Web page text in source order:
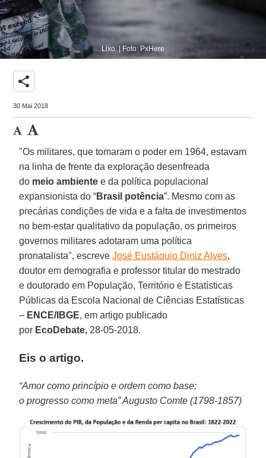
Lixo. | Foto: PxHere
share
30 Mai 2018
"Os militares, que tomaram o poder em 1964, estavam
na linha de frente da exploração desenfreada
do meio ambiente e da política populacional
expansionista do “Brasil potência”. Mesmo com as
precárias condições de vida e a falta de investimentos
no bem-estar qualitativo da população, os primeiros
governos militares adotaram uma política
pronatalista", escreveJosé Eustáquio Diniz Alves,
doutor em demografia e professor titular do mestrado
e doutorado em População, Território e Estatísticas
Públicas da Escola Nacional de Ciências Estatísticas
– ENCE/IBGE, em artigo publicado
por EcoDebate, 28-05-2018.
Eis o artigo.
“Amor como princípio e ordem como base;
o progresso como meta” Augusto Comte (1798-1857)